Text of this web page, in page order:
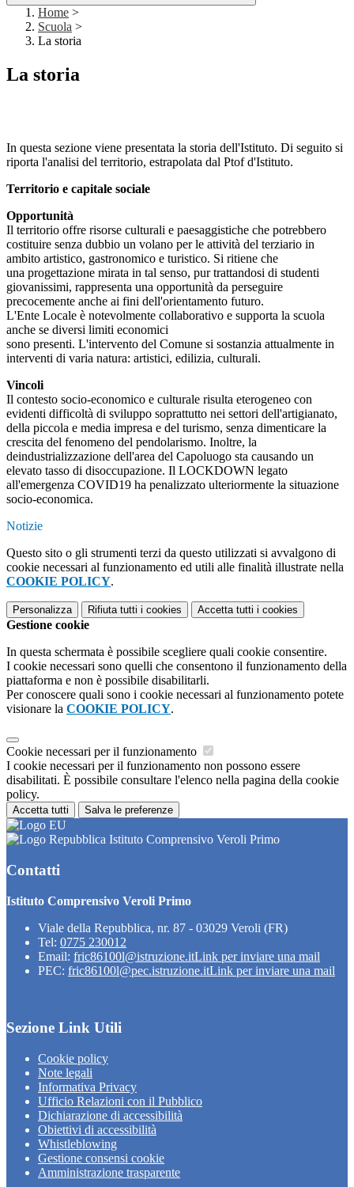
Home >
Scuola >
La storia
La storia
In questa sezione viene presentata la storia dell'Istituto. Di seguito si
riporta l'analisi del territorio, estrapolata dal Ptof d'Istituto.
Territorio e capitale sociale
Opportunità
Il territorio offre risorse culturali e paesaggistiche che potrebbero
costituire senza dubbio un volano per le attività del terziario in
ambito artistico, gastronomico e turistico. Si ritiene che
una progettazione mirata in tal senso, pur trattandosi di studenti
giovanissimi, rappresenta una opportunità da perseguire
precocemente anche ai fini dell'orientamento futuro.
L'Ente Locale è notevolmente collaborativo e supporta la scuola
anche se diversi limiti economici
sono presenti. L'intervento del Comune si sostanzia attualmente in
interventi di varia natura: artistici, edilizia, culturali.
Vincoli
Il contesto socio-economico e culturale risulta eterogeneo con
evidenti difficoltà di sviluppo soprattutto nei settori dell'artigianato,
della piccola e media impresa e del turismo, senza dimenticare la
crescita del fenomeno del pendolarismo. Inoltre, la
deindustrializzazione dell'area del Capoluogo sta causando un
elevato tasso di disoccupazione. Il LOCKDOWN legato
all'emergenza COVID19 ha penalizzato ulteriormente la situazione
socio-economica.
Notizie
Questo sito o gli strumenti terzi da questo utilizzati si avvalgono di
cookie necessari al funzionamento ed utili alle finalità illustrate nella
COOKIE POLICY.
Personalizza Rifiuta tutti i cookies Accetta tutti i cookies
Gestione cookie
In questa schermata è possibile scegliere quali cookie consentire.
I cookie necessari sono quelli che consentono il funzionamento della
piattaforma e non è possibile disabilitarli.
Per conoscere quali sono i cookie necessari al funzionamento potete
visionare la COOKIE POLICY.
Cookie necessari per il funzionamento
I cookie necessari per il funzionamento non possono essere
disabilitati. È possibile consultare l'elenco nella pagina della cookie
policy.
Accetta tutti Salva le preferenze
Istituto Comprensivo Veroli Primo
Contatti
Istituto Comprensivo Veroli Primo
Viale della Repubblica, nr. 87 - 03029 Veroli (FR)
Tel: 0775 230012
Email: fric86100l@istruzione.itLink per inviare una mail
PEC: fric86100l@pec.istruzione.itLink per inviare una mail
Sezione Link Utili
Cookie policy
Note legali
Informativa Privacy
Ufficio Relazioni con il Pubblico
Dichiarazione di accessibilità
Obiettivi di accessibilità
Whistleblowing
Gestione consensi cookie
Amministrazione trasparente